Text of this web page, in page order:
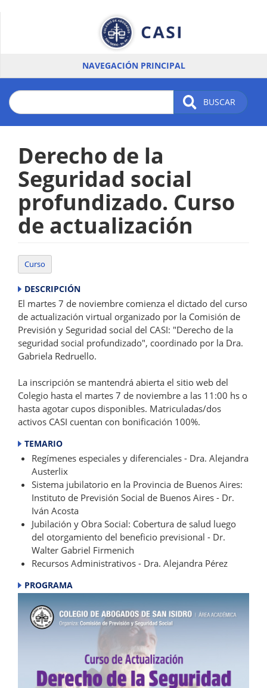
NAVEGACIÓN PRINCIPAL
BUSCAR
Derecho de la
Seguridad social
profundizado. Curso
de actualización
Curso
DESCRIPCIÓN
El martes 7 de noviembre comienza el dictado del curso
de actualización virtual organizado por la Comisión de
Previsión y Seguridad social del CASI: "Derecho de la
seguridad social profundizado", coordinado por la Dra.
Gabriela Redruello.
La inscripción se mantendrá abierta el sitio web del
Colegio hasta el martes 7 de noviembre a las 11:00 hs o
hasta agotar cupos disponibles. Matriculadas/dos
activos CASI cuentan con bonificación 100%.
TEMARIO
Regímenes especiales y diferenciales - Dra. Alejandra
Austerlix
Sistema jubilatorio en la Provincia de Buenos Aires:
Instituto de Previsión Social de Buenos Aires - Dr.
Iván Acosta
Jubilación y Obra Social: Cobertura de salud luego
del otorgamiento del beneficio previsional - Dr.
Walter Gabriel Firmenich
Recursos Administrativos - Dra. Alejandra Pérez
PROGRAMA